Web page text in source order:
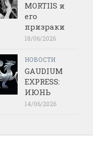
MORTIIS и
его
призраки
18/06/2026
НОВОСТИ
GAUDIUM
EXPRESS:
ИЮНЬ
14/06/2026